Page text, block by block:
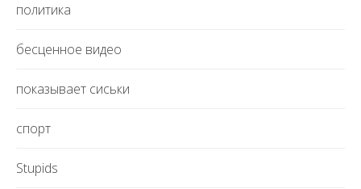
политика
бесценное видео
показывает сиськи
спорт
Stupids